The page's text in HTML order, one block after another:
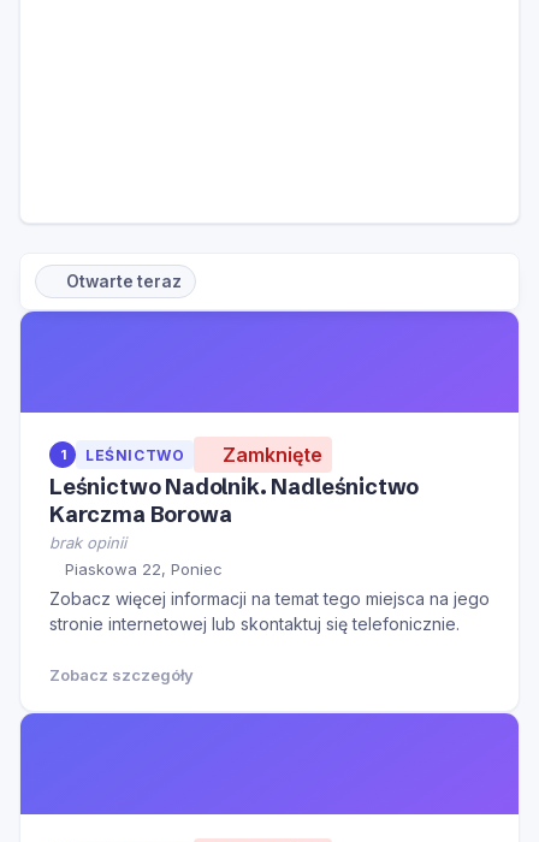
Otwarte teraz
1 LEŚNICTWO Zamknięte
Leśnictwo Nadolnik. Nadleśnictwo
Karczma Borowa
brak opinii
Piaskowa 22, Poniec
Zobacz więcej informacji na temat tego miejsca na jego
stronie internetowej lub skontaktuj się telefonicznie.
Zobacz szczegóły